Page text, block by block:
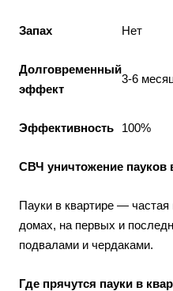
Запах Нет
Долговременный
эффект
3-6
Эффективность 100%
СВЧ уничтожение пауков
Пауки в квартире —
домах, на первых и
подвалами и чердаками.
Где прячутся пауки в